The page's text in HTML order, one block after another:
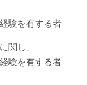
験を有する者
関し、
験を有する者